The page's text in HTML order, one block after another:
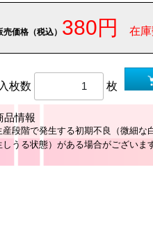
売価格（税込） 380円 在庫
枚数 枚
品情報
産段階で発生する初期不良（微細な
しうる状態）がある場合がございま